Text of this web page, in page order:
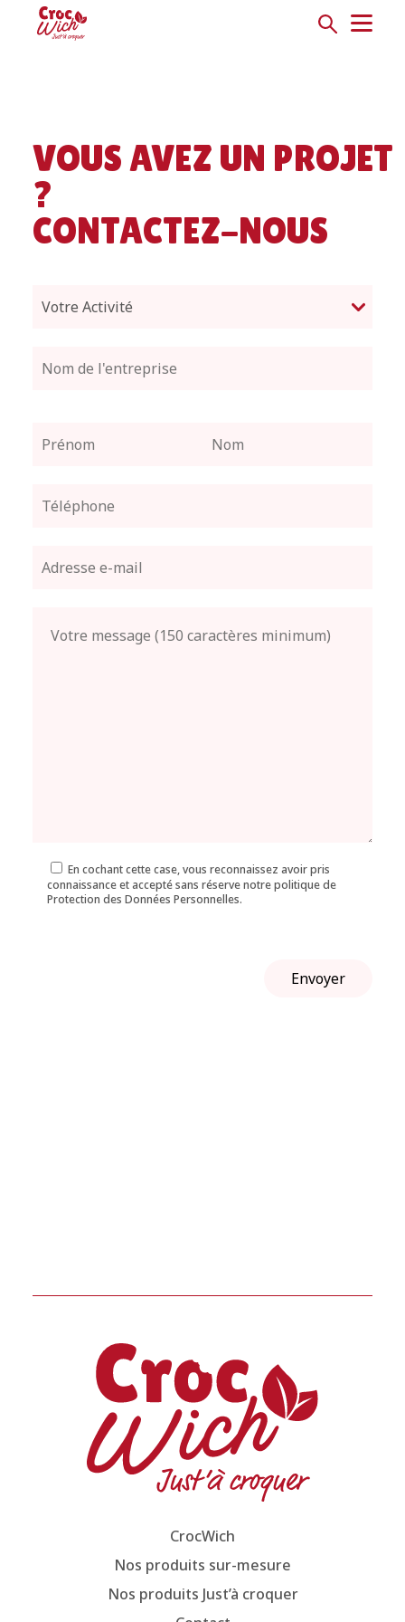
VOUS AVEZ UN PROJET
?
CONTACTEZ-NOUS
En cochant cette case, vous reconnaissez avoir pris
connaissance et accepté sans réserve notre politique de
Protection des Données Personnelles.
CrocWich
Nos produits sur-mesure
Nos produits Just’à croquer